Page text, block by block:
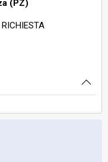
(PZ)